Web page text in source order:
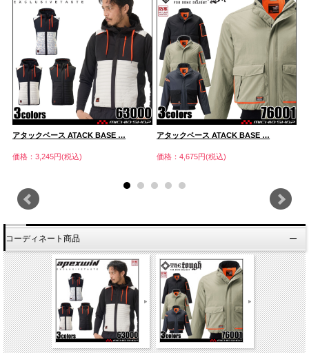
アタックベース ATACK BASE …
価格：3,245円(税込)
アタックベース ATACK BASE …
価格：4,675円(税込)
コーディネート商品